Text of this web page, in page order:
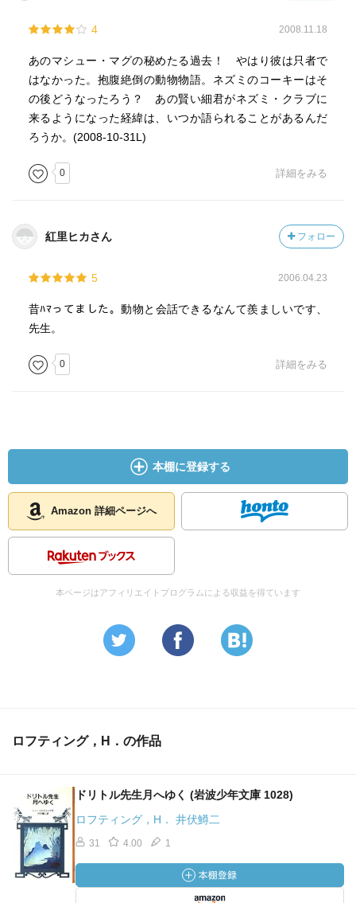
4 2008.11.18
あのマシュー・マグの秘めたる過去！ やはり彼は只者で
はなかった。抱腹絶倒の動物物語。ネズミのコーキーはそ
の後どうなったろう？ あの賢い細君がネズミ・クラブに
来るようになった経緯は、いつか語られることがあるんだ
ろうか。(2008-10-31L)
0 詳細をみる
紅里ヒカさん フォロー
5 2006.04.23
昔ﾊﾏってました。動物と会話できるなんて羨ましいです、
先生。
0 詳細をみる
本棚に登録する
Amazon 詳細ページへ
本ページはアフィリエイトプログラムによる収益を得ています
ロフティング，H．の作品
ドリトル先生月へゆく (岩波少年文庫 1028)
ロフティング，H． 井伏鱒二
31 4.00 1